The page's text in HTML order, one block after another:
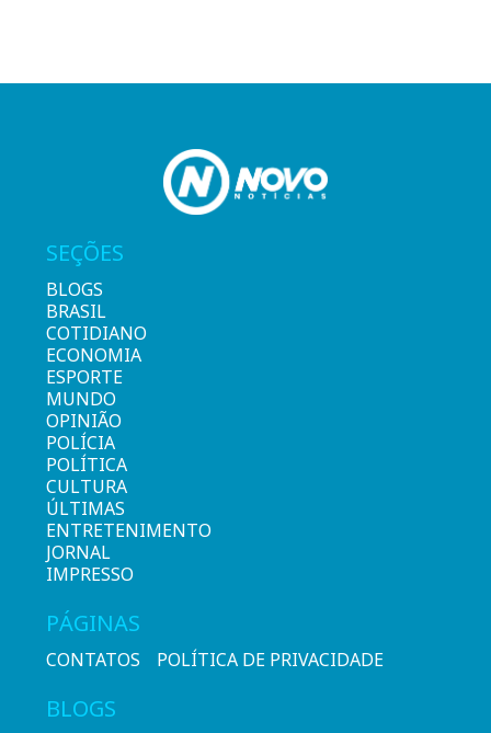
SEÇÕES
BLOGS
BRASIL
COTIDIANO
ECONOMIA
ESPORTE
MUNDO
OPINIÃO
POLÍCIA
POLÍTICA
CULTURA
ÚLTIMAS
ENTRETENIMENTO
JORNAL
IMPRESSO
PÁGINAS
CONTATOS POLÍTICA DE PRIVACIDADE
BLOGS